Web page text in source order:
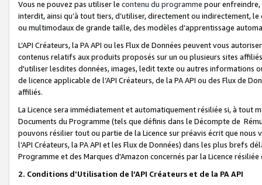
Vous ne pouvez pas utiliser le contenu du programme pour
interdit, ainsi qu’à tout tiers, d’utiliser, directement ou indirectement,
ou multimodaux de grande taille, des modèles d’apprentissage
L’API Créateurs, la PA API ou les Flux de Données peuvent vous
contenus relatifs aux produits proposés sur un ou plusieurs sites
d'utiliser lesdites données, images, ledit texte ou autres informations
de licence applicable de l’API Créateurs, de la PA API ou des Flux de
affiliés.
La Licence sera immédiatement et automatiquement résiliée si, à
Documents du Programme (tels que définis dans le Décompte de
pouvons résilier tout ou partie de la Licence sur préavis écrit que
l’API Créateurs, la PA API et les Flux de Données) dans les plus
Programme et des Marques d'Amazon concernés par la Licence
2. Conditions d'Utilisation de l’API Créateurs et de la PA API